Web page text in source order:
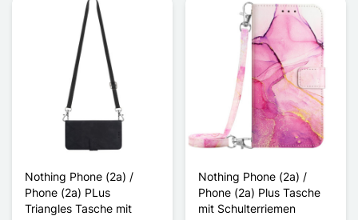
Nothing Phone (2a) /
Phone (2a) PLus
Triangles Tasche mit
Nothing Phone (2a) /
Phone (2a) Plus Tasche
mit Schulterriemen